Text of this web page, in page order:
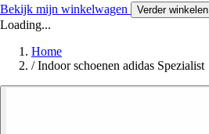
Bekijk mijn winkelwagen Verder winkelen
Loading...
Home
/ Indoor schoenen adidas Spezialist